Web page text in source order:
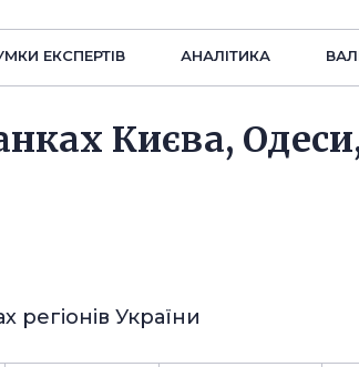
ЕКСПЕРТIВ АНАЛIТИКА
Києва,
регіонів України